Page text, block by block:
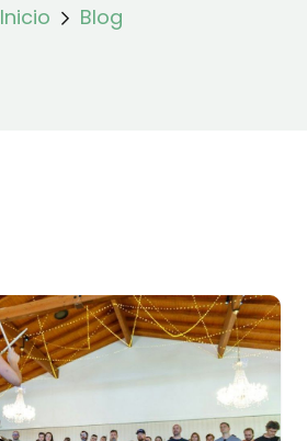
Inicio Blog